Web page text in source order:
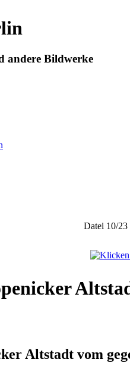
andere Bildwerke
Datei 10/23
Altstadt vom